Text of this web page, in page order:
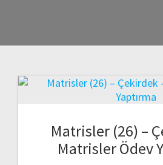
Matrisler (26) –
Matrisler Ödev